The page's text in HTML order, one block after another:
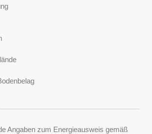
Angaben zum Energieausweis gemäß